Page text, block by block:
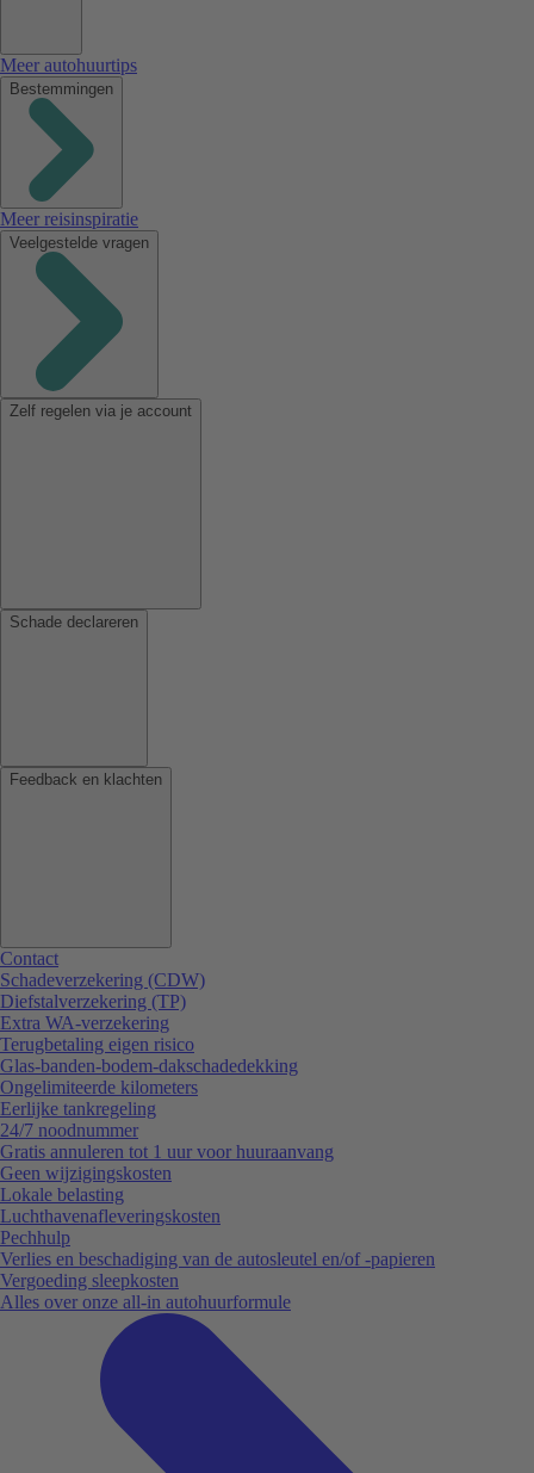
Meer autohuurtips
Bestemmingen
Meer reisinspiratie
Veelgestelde vragen
Zelf regelen via je account
Schade declareren
Feedback en klachten
Contact
Schadeverzekering (CDW)
Diefstalverzekering (TP)
Extra WA-verzekering
Terugbetaling eigen risico
Glas-banden-bodem-dakschadedekking
Ongelimiteerde kilometers
Eerlijke tankregeling
24/7 noodnummer
Gratis annuleren tot 1 uur voor huuraanvang
Geen wijzigingskosten
Lokale belasting
Luchthavenafleveringskosten
Pechhulp
Verlies en beschadiging van de autosleutel en/of -papieren
Vergoeding sleepkosten
Alles over onze all-in autohuurformule